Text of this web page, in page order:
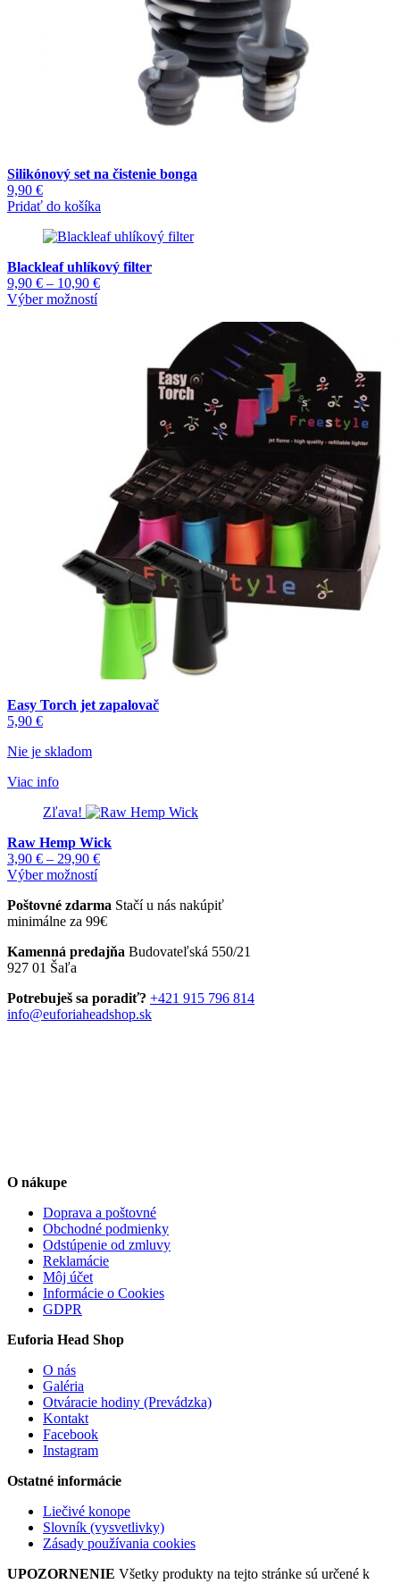
Silikónový set na čistenie bonga
9,90 €
Pridať do košíka
Blackleaf uhlíkový filter
9,90 € – 10,90 €Price
Výber možnostíTento
produktu.
Easy Torch jet zapalovač
5,90 €
Nie je skladom
Viac info
Zľava!
Raw Hemp Wick
3,90 € – 29,90 €Price
through
29,90 €
Výber možnostíTento
má
viacero
Možnosti
vybrať
na
Poštovné zdarma Stačí u nás nakúpiť
minimálne za 99€
Kamenná predajňa Budovateľská 550/21
927 01 Šaľa
Potrebuješ sa poradiť? +421 915 796 814
info@euforiaheadshop.sk
O nákupe
Doprava a poštovné
Obchodné podmienky
Odstúpenie od zmluvy
Reklamácie
Môj účet
Informácie o Cookies
GDPR
Euforia Head Shop
O nás
Galéria
Otváracie hodiny (Prevádzka)
Kontakt
Facebook
Instagram
Ostatné informácie
Liečivé konope
Slovník (vysvetlivky)
Zásady používania cookies
UPOZORNENIE Všetky produkty na tejto stránke sú určené k